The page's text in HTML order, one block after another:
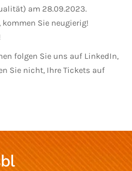
am 28.09.2023.
Sie neugierig!
folgen Sie uns auf LinkedIn,
Sie nicht, Ihre Tickets auf